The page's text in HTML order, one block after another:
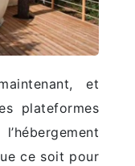
et
plateformes
ce soit pour